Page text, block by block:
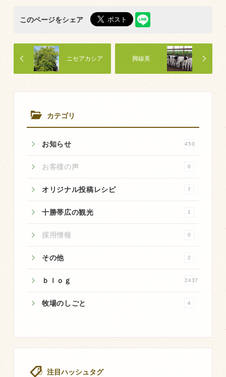
カテゴリ
お知らせ 450
お客様の声 0
オリジナル投稿レシピ 7
十勝帯広の観光 1
採用情報 0
その他 2
ｂｌｏｇ 2437
牧場のしごと 4
注目ハッシュタグ
このページをシェア
脚線美
ニセアカシア
瑕疵とは
商品のご紹介
厚切ステーキ
ハンバーグ
豊西ソース
ギフト
取り扱い店
販売店
飲食店
その他
問い合わせ
個人のお客様